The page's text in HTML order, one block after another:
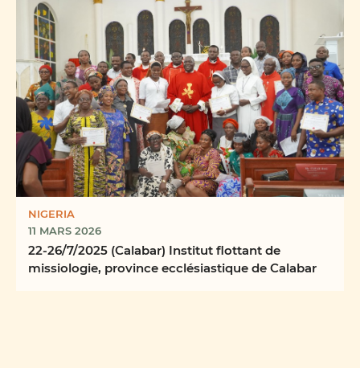
NIGERIA
11 MARS 2026
22-26/7/2025 (Calabar) Institut flottant de
missiologie, province ecclésiastique de Calabar